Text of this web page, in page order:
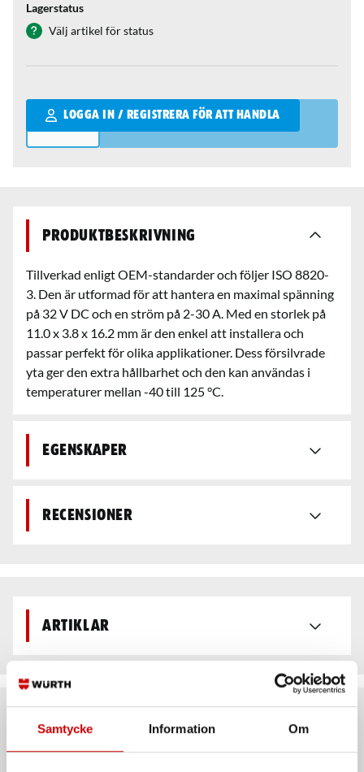
Samtycke Information Om
Lagerstatus
Välj artikel för status
LOGGA IN / REGISTRERA FÖR ATT HANDLA
Qantity
Produktbeskrivning
Tillverkad enligt OEM-standarder och följer ISO 8820-
3. Den är utformad för att hantera en maximal spänning
på 32 V DC och en ström på 2-30 A. Med en storlek på
11.0 x 3.8 x 16.2 mm är den enkel att installera och
passar perfekt för olika applikationer. Dess försilvrade
yta ger den extra hållbarhet och den kan användas i
temperaturer mellan -40 till 125 °C.
Egenskaper
Recensioner
Artiklar
Rekommenderat baserat på vald produkt